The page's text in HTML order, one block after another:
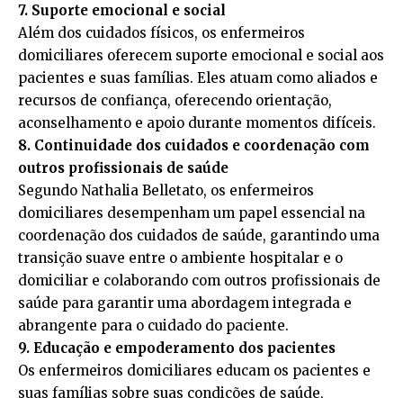
7. Suporte emocional e social
Além dos cuidados físicos, os enfermeiros
domiciliares oferecem suporte emocional e social aos
pacientes e suas famílias. Eles atuam como aliados e
recursos de confiança, oferecendo orientação,
aconselhamento e apoio durante momentos difíceis.
8. Continuidade dos cuidados e coordenação com
outros profissionais de saúde
Segundo Nathalia Belletato, os enfermeiros
domiciliares desempenham um papel essencial na
coordenação dos cuidados de saúde, garantindo uma
transição suave entre o ambiente hospitalar e o
domiciliar e colaborando com outros profissionais de
saúde para garantir uma abordagem integrada e
abrangente para o cuidado do paciente.
9. Educação e empoderamento dos pacientes
Os enfermeiros domiciliares educam os pacientes e
suas famílias sobre suas condições de saúde,